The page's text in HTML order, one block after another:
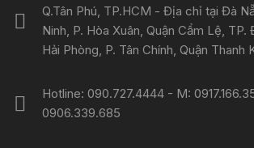
Q.Tân Phú, TP.HCM - Địa chỉ tại Đà
Ninh, P. Hòa Xuân, Quận Cẩm Lệ,
Hải Phòng, P. Tân Chính, Quận Thanh
Hotline: 090.727.4444 - M:
0906.339.685